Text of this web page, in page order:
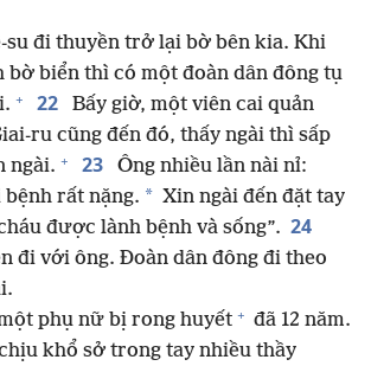
su đi thuyền trở lại bờ bên kia. Khi
bờ biển thì có một đoàn dân đông tụ
+ 22
Bấy giờ, một viên cai quản
ru cũng đến đó, thấy ngài thì sấp
ngài. + 23
Ông nhiều lần nài nỉ:
bệnh rất nặng. * Xin ngài đến đặt tay
được lành bệnh và sống”. 24
đi với ông. Đoàn dân đông đi theo
phụ nữ bị rong huyết + đã 12 năm.
khổ sở trong tay nhiều thầy